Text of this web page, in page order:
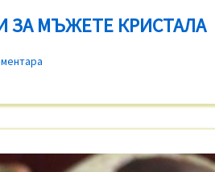
ЗА МЪЖЕТЕ КРИСТАЛА